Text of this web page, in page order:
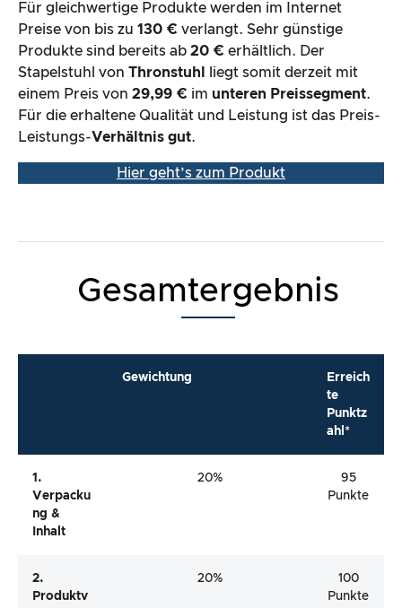
Für gleichwertige Produkte werden im Internet
Preise von bis zu 130 € verlangt. Sehr günstige
Produkte sind bereits ab 20 € erhältlich. Der
Stapelstuhl von Thronstuhl
liegt somit derzeit mit
einem Preis von 29,99 € im unteren Preissegment.
Für die erhaltene Qualität und Leistung ist das Preis-
Leistungs-Verhältnis gut.
Hier geht’s zum Produkt
Gesamtergebnis
Gewichtung
Erreich
te
Punktz
ahl*
1.
Verpacku
Ng &
Inhalt
20%
95
Punkte
2.
Produktv
20%
100
Punkte